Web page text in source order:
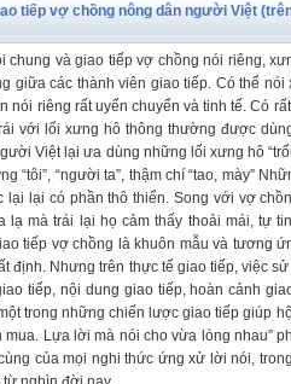
tiếp vợ chồng nông dân người Việt
chung và giao tiếp vợ chồng nói riêng,
giữa các thành viên giao tiếp. Có thể
nói riêng rất uyển chuyển và tinh tế. Có
với lối xưng hô thông thường được
Việt lại ưa dùng những lối xưng hô
“tôi”, “người ta”, thậm chí “tao, mày”
lại lại có phần thô thiển. Song với vợ
lạ mà trái lại họ cảm thấy thoải mái, tự
tiếp vợ chồng là khuôn mẫu và tương
định. Nhưng trên thực tế giao tiếp, việc
tiếp, nội dung giao tiếp, hoàn cảnh
trong những chiến lược giao tiếp giúp
mua. Lựa lời mà nói cho vừa lòng nhau”
của mọi nghi thức ứng xử lời nói,